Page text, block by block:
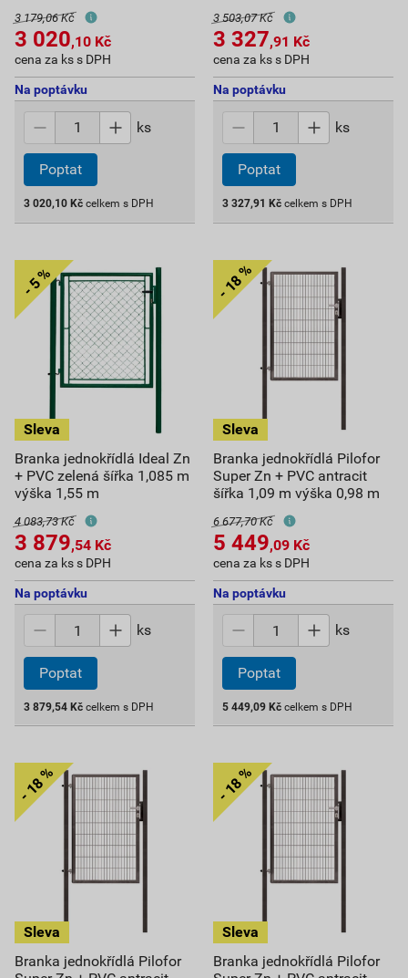
3 179,06 Kč
3 020,10 Kč
cena za ks s DPH
Na poptávku
ks
Poptat
3 020,10 Kč celkem s DPH
3 503,07 Kč
3 327,91 Kč
cena za ks s DPH
Na poptávku
ks
Poptat
3 327,91 Kč celkem s DPH
Branka jednokřídlá Ideal Zn
+ PVC zelená šířka 1,085 m
výška 1,55 m
4 083,73 Kč
3 879,54 Kč
cena za ks s DPH
Na poptávku
ks
Poptat
3 879,54 Kč celkem s DPH
Branka jednokřídlá Pilofor
Super Zn + PVC antracit
šířka 1,09 m výška 0,98 m
6 677,70 Kč
5 449,09 Kč
cena za ks s DPH
Na poptávku
ks
Poptat
5 449,09 Kč celkem s DPH
Branka jednokřídlá Pilofor
Branka jednokřídlá Pilofor